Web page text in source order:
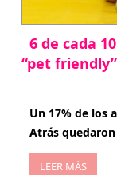
6 de cada
“pet friendly”
Un 17% de los
Atrás
LEER MÁS